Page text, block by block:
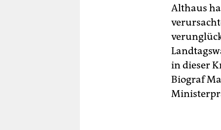
Althaus
in dieser
Biograf